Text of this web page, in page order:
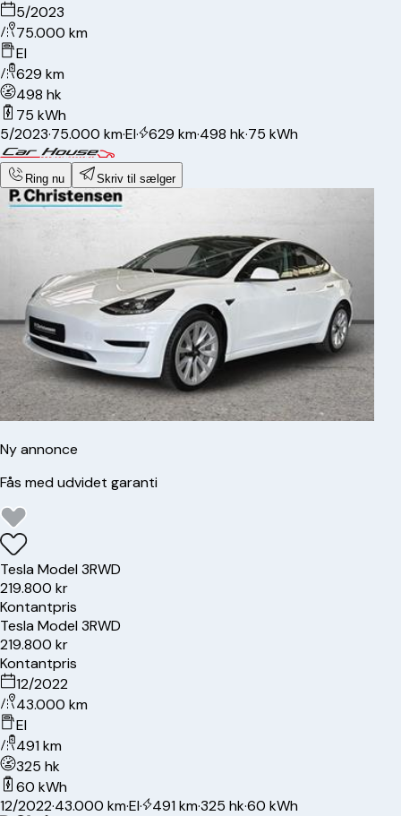
5/2023
75.000 km
El
629 km
498 hk
75 kWh
5/2023·75.000 km·El· 629 km·498 hk·75 kWh
Ring nu Skriv til sælger
Ny annonce
Fås med udvidet garanti
TeslaModel 3RWD
219.800 kr
Kontantpris
TeslaModel 3RWD
219.800 kr
Kontantpris
12/2022
43.000 km
El
491 km
325 hk
60 kWh
12/2022·43.000 km·El· 491 km·325 hk·60 kWh